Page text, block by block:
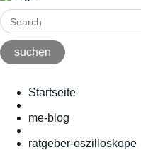
Startseite
me-blog
ratgeber-oszilloskope